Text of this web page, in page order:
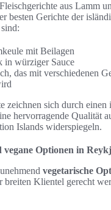
aus Lamm
besten Gerichte der
mit Beilagen
in würziger Sauce
das mit verschiedenen
zeichnen sich durch einen
hervorragende Qualität
Islands widerspiegeln.
vegane Optionen in
vegetarische
breiten Klientel gerecht